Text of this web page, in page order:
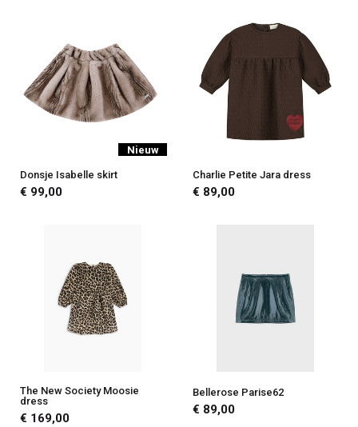
Nieuw
Donsje Isabelle skirt
€ 99,00
Charlie Petite Jara dress
€ 89,00
The New Society Moosie
dress
€ 169,00
Bellerose Parise62
€ 89,00